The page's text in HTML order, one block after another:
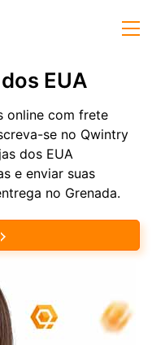
EUA
online com frete
se no Qwintry
dos EUA
e enviar suas
no Grenada.